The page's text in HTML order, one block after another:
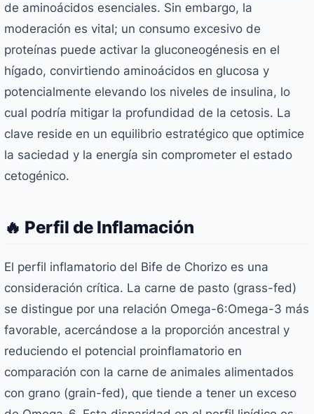
de aminoácidos esenciales. Sin embargo, la
moderación es vital; un consumo excesivo de
proteínas puede activar la gluconeogénesis en el
hígado, convirtiendo aminoácidos en glucosa y
potencialmente elevando los niveles de insulina, lo
cual podría mitigar la profundidad de la cetosis. La
clave reside en un equilibrio estratégico que optimice
la saciedad y la energía sin comprometer el estado
cetogénico.
🔥 Perfil de Inflamación
El perfil inflamatorio del Bife de Chorizo es una
consideración crítica. La carne de pasto (grass-fed)
se distingue por una relación Omega-6:Omega-3 más
favorable, acercándose a la proporción ancestral y
reduciendo el potencial proinflamatorio en
comparación con la carne de animales alimentados
con grano (grain-fed), que tiende a tener un exceso